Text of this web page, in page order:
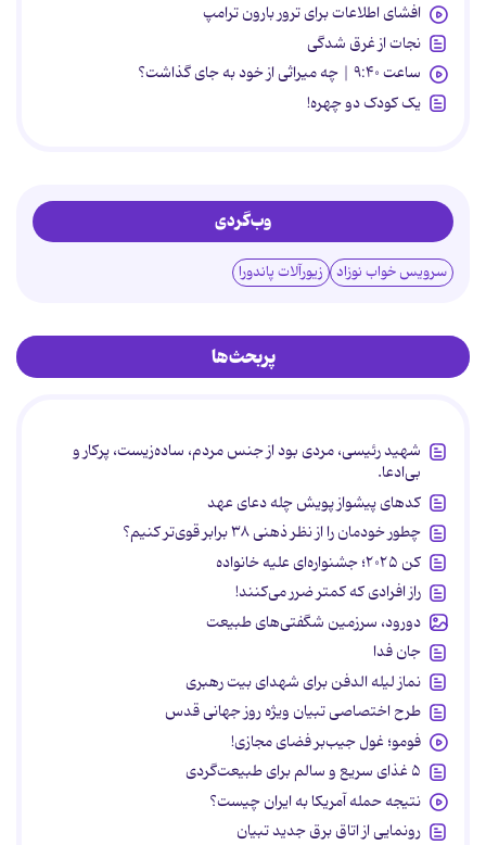
افشای اطلاعات برای ترور بارون ترامپ
نجات از غرق شدگی
ساعت ۹:۴۰ | چه میراثی از خود به جای گذاشت؟
یک کودک دو چهره!
وب‌گردی
سرویس خواب نوزاد زیورآلات پاندورا
پربحث‌ها
شهید رئیسی، مردی بود از جنس مردم، ساده‌زیست، پرکار و
بی‌ادعا.
کدهای پیشواز پویش چله دعای عهد
چطور خودمان را از نظر ذهنی ۳۸ برابر قوی‌تر کنیم؟
کن ۲۰۲۵؛ جشنواره‌ای علیه خانواده
راز افرادی که کمتر ضرر می‌کنند!
دورود، سرزمین شگفتی‌های طبیعت
جان فدا
نماز لیله الدفن برای شهدای بیت رهبری
طرح اختصاصی تبیان ویژه روز جهانی قدس
فومو؛ غول جیب‌بر فضای مجازی!
۵ غذای سریع و سالم برای طبیعت‌گردی
نتیجه حمله آمریکا به ایران چیست؟
رونمایی از اتاق برق جدید تبیان